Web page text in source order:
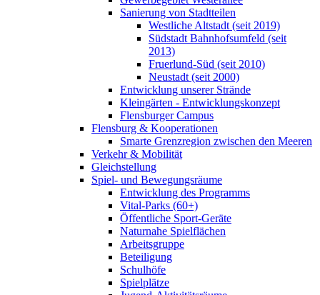
Sanierung von Stadtteilen
Westliche Altstadt (seit 2019)
Südstadt Bahnhofsumfeld (seit
2013)
Fruerlund-Süd (seit 2010)
Neustadt (seit 2000)
Entwicklung unserer Strände
Kleingärten - Entwicklungskonzept
Flensburger Campus
Flensburg & Kooperationen
Smarte Grenzregion zwischen den Meeren
Verkehr & Mobilität
Gleichstellung
Spiel- und Bewegungsräume
Entwicklung des Programms
Vital-Parks (60+)
Öffentliche Sport-Geräte
Naturnahe Spielflächen
Arbeitsgruppe
Beteiligung
Schulhöfe
Spielplätze